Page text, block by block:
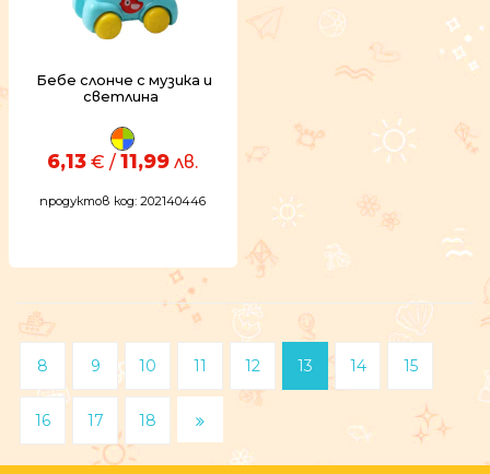
Бебе слонче с музика и
светлина
6,13 € / 11,99 лв.
продуктов код: 202140446
8 9 10 11 12 13 14 15
16 17 18